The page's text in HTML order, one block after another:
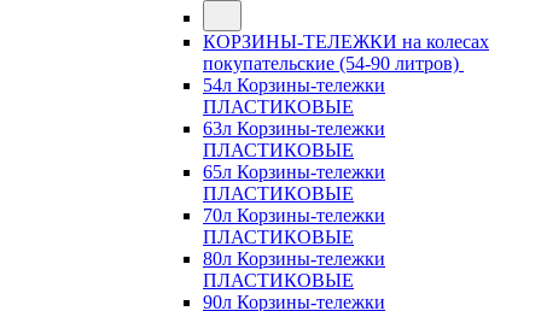
КОРЗИНЫ-ТЕЛЕЖКИ на колесах
покупательские (54-90 литров)
54л Корзины-тележки
ПЛАСТИКОВЫЕ
63л Корзины-тележки
ПЛАСТИКОВЫЕ
65л Корзины-тележки
ПЛАСТИКОВЫЕ
70л Корзины-тележки
ПЛАСТИКОВЫЕ
80л Корзины-тележки
ПЛАСТИКОВЫЕ
90л Корзины-тележки